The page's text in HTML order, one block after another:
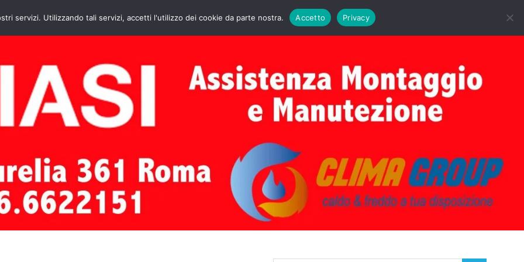
HOME CONTATTI ASSISTENZA CALDAIE BIASI PRIMA ACCENSIONE CALDAIE BIASI
servizi. Utilizzando tali servizi, accetti l'utilizzo dei cookie da parte nostra. Accetto Privacy